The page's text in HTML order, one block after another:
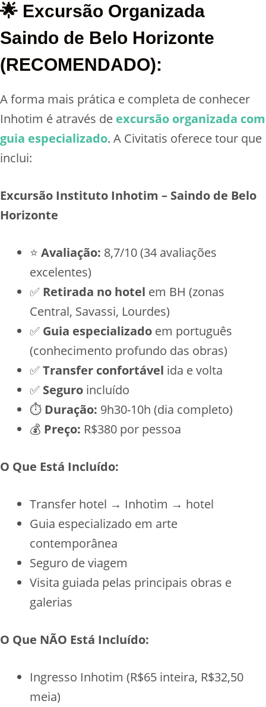
🌟 Excursão Organizada
Saindo de Belo Horizonte
(RECOMENDADO):
A forma mais prática e completa de conhecer
Inhotim é através de excursão organizada com
guia especializado. A Civitatis oferece tour que
inclui:
Excursão Instituto Inhotim – Saindo de Belo
Horizonte
⭐ Avaliação: 8,7/10 (34 avaliações
excelentes)
✅ Retirada no hotel em BH (zonas
Central, Savassi, Lourdes)
✅ Guia especializado em português
(conhecimento profundo das obras)
✅Transfer confortável ida e volta
✅ Seguro incluído
⏱️ Duração: 9h30-10h (dia completo)
💰 Preço: R$380 por pessoa
O Que Está Incluído:
Transfer hotel → Inhotim → hotel
Guia especializado em arte
contemporânea
Seguro de viagem
Visita guiada pelas principais obras e
galerias
O Que NÃO Está Incluído:
Ingresso Inhotim (R$65 inteira, R$32,50
meia)